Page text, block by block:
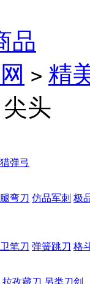
品
> 精
头
弹弓
弯刀 仿品军刺 极
笔刀 弹簧跳刀 格
拉孜藏刀 另类刀剑